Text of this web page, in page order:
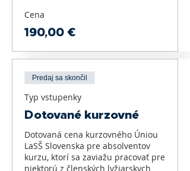
Cena
190,00 €
Predaj sa skončil
Typ vstupenky
Dotované kurzovné
Dotovaná cena kurzovného Úniou
LaSŠ Slovenska pre absolventov
kurzu, ktorí sa zaviažu pracovať pre
niektorú z členských lyžiarskych